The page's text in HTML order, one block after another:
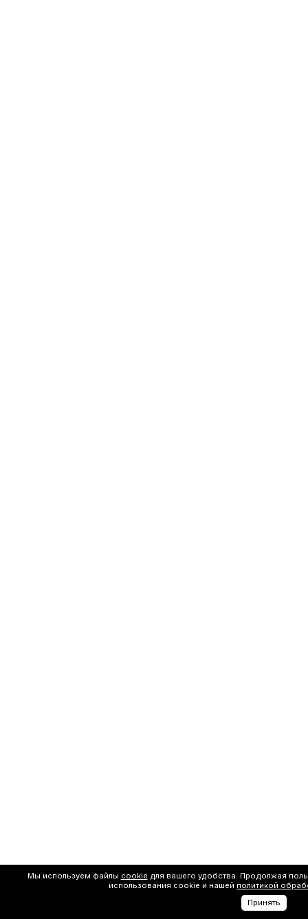
Мы используем файлы cookie для вашего удобства. Продолжая
использования cookie и нашей политикой
Принять